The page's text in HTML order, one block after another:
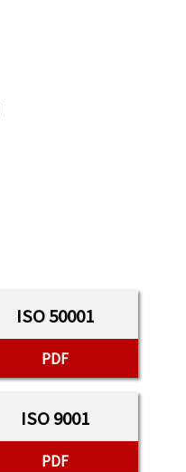
ISO 50001
PDF
ISO 9001
PDF